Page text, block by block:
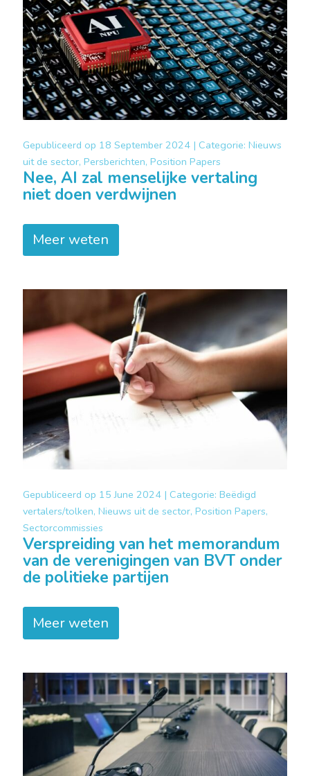
Gepubliceerd op 18 September 2024 | Categorie: Nieuws
uit de sector, Persberichten, Position Papers
Nee, AI zal menselijke vertaling
niet doen verdwijnen
Meer weten
Gepubliceerd op 15 June 2024 | Categorie: Beëdigd
vertalers/tolken, Nieuws uit de sector, Position Papers,
Sectorcommissies
Verspreiding van het memorandum
van de verenigingen van BVT onder
de politieke partijen
Meer weten